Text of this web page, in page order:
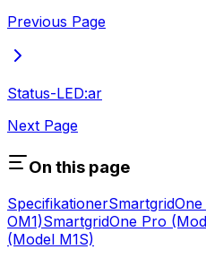
Previous Page
Status-LED:ar
Next Page
On this page
SpecifikationerSmartgridOne
OM1)SmartgridOne Pro
(Model M1S)